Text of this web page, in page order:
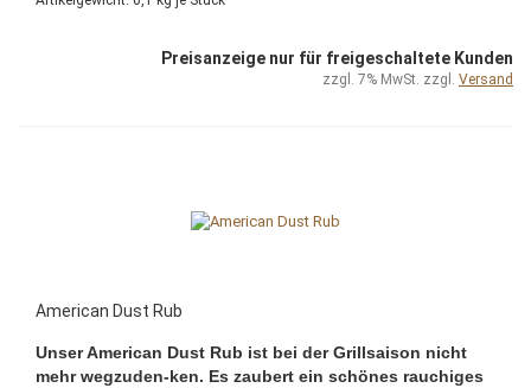
Preisanzeige nur für freigeschaltete Kunden
zzgl. 7% MwSt. zzgl. Versand
American Dust Rub
Unser American Dust Rub ist bei der Grillsaison nicht
mehr wegzuden-ken. Es zaubert ein schönes rauchiges